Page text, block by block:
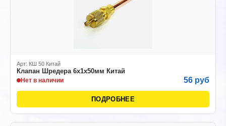
Арт: КШ 50 Китай
Клапан Шредера 6х1х50мм Китай
Нет в наличии 56 руб
ПОДРОБНЕЕ